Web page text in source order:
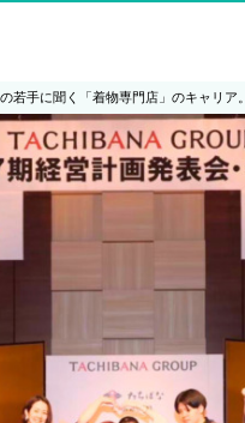
若手に聞く「着物専門店」のキャリア